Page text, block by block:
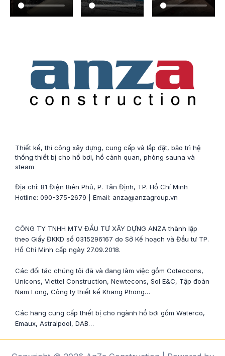
Thiết kế, thi công xây dựng, cung cấp và lắp đặt, bảo trì hệ
thống thiết bị cho hồ bơi, hồ cảnh quan, phòng sauna và
steam
Địa chỉ: 81 Điện Biên Phủ, P. Tân Định, TP. Hồ Chí Minh
Hotline: 090-375-2679 | Email: anza@anzagroup.vn
CÔNG TY TNHH MTV ĐẦU TƯ XÂY DỰNG ANZA thành lập
theo Giấy ĐKKD số 0315296167 do Sở Kế hoạch và Đầu tư TP.
Hồ Chí Minh cấp ngày 27.09.2018.
Các đối tác chúng tôi đã và đang làm việc gồm Coteccons,
Unicons, Viettel Construction, Newtecons, Sol E&C, Tập đoàn
Nam Long, Công ty thiết kế Khang Phong…
Các hãng cung cấp thiết bị cho ngành hồ bơi gồm Waterco,
Emaux, Astralpool, DAB…